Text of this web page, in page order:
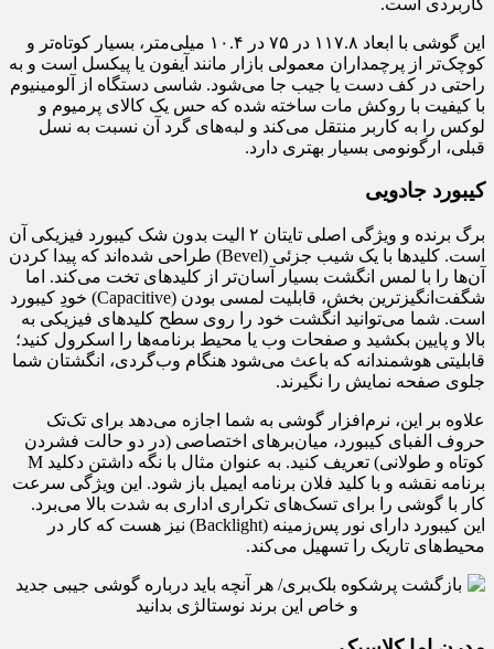
کاربردی است.
این گوشی با ابعاد ۱۱۷.۸ در ۷۵ در ۱۰.۴ میلی‌متر، بسیار کوتاه‌تر و
کوچک‌تر از پرچمداران معمولی بازار مانند آیفون یا پیکسل است و به
راحتی در کف دست یا جیب جا می‌شود. شاسی دستگاه از آلومینیوم
با کیفیت با روکش مات ساخته شده که حس یک کالای پرمیوم و
لوکس را به کاربر منتقل می‌کند و لبه‌های گرد آن نسبت به نسل
قبلی، ارگونومی بسیار بهتری دارد.
کیبورد جادویی
برگ برنده و ویژگی اصلی تایتان ۲ الیت بدون شک کیبورد فیزیکی آن
است. کلیدها با یک شیب جزئی (Bevel) طراحی شده‌اند که پیدا کردن
آن‌ها را با لمس انگشت بسیار آسان‌تر از کلیدهای تخت می‌کند. اما
شگفت‌انگیزترین بخش، قابلیت لمسی بودن (Capacitive) خودِ کیبورد
است. شما می‌توانید انگشت خود را روی سطح کلیدهای فیزیکی به
بالا و پایین بکشید و صفحات وب یا محیط برنامه‌ها را اسکرول کنید؛
قابلیتی هوشمندانه که باعث می‌شود هنگام وب‌گردی، انگشتان شما
جلوی صفحه نمایش را نگیرند.
علاوه بر این، نرم‌افزار گوشی به شما اجازه می‌دهد برای تک‌تک
حروف الفبای کیبورد، میان‌برهای اختصاصی (در دو حالت فشردن
کوتاه و طولانی) تعریف کنید. به عنوان مثال با نگه داشتن دکلید M
برنامه نقشه و با کلید فلان برنامه ایمیل باز شود. این ویژگی سرعت
کار با گوشی را برای تسک‌های تکراری اداری به شدت بالا می‌برد.
این کیبورد دارای نور پس‌زمینه (Backlight) نیز هست که کار در
محیط‌های تاریک را تسهیل می‌کند.